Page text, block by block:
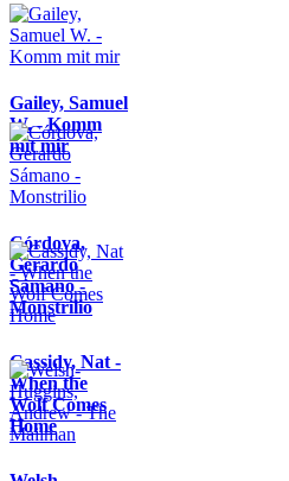
Gailey, Samuel
W. - Komm
mit mir
Córdova,
Gerardo
Sámano -
Monstrilio
Cassidy, Nat -
When the
Wolf Comes
Home